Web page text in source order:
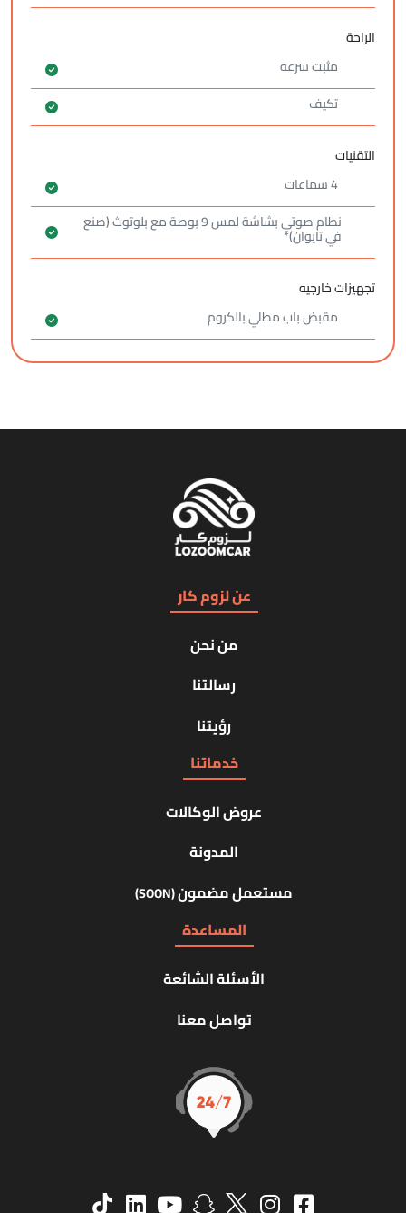
الراحة
مثبت سرعه
تكيف
التقنيات
نظام صوتي بشاشة لمس 9 بوصة مع بلوتوث (صنع
في تايوان)*
تجهيزات خارجيه
مقبض باب مطلي بالكروم
عن لزوم كار
من نحن
رسالتنا
رؤيتنا
خدماتنا
عروض الوكالات
المدونة
مستعمل مضمون(SOON)
المساعدة
الأسئلة الشائعة
تواصل معنا